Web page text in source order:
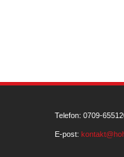
Telefon: 0709-
E-post: